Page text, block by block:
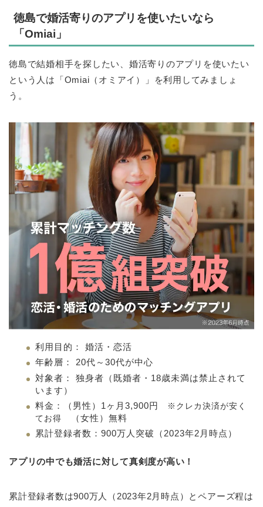
徳島で婚活寄りのアプリを使いたいなら
「Omiai」
徳島で結婚相手を探したい、婚活寄りのアプリを使いたい
という人は「Omiai（オミアイ）」を利用してみましょ
う。
利用目的： 婚活・恋活
年齢層： 20代～30代が中心
対象者： 独身者（既婚者・18歳未満は禁止されて
います）
料金：（男性）1ヶ月3,900円
※クレカ決済が安く
てお得 （女性）無料
累計登録者数：900万人突破（2023年2月時点）
アプリの中でも婚活に対して真剣度が高い！
累計登録者数は900万人（2023年2月時点）とペアーズ程は